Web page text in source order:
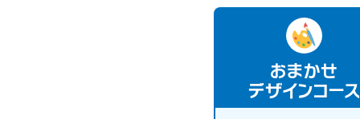
おまかせ
デザインコース